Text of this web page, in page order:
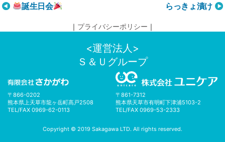
投
ナ
ョ
ン
誕生日会 らっきょ漬け
｜ プライバシーポリシー ｜
<運営法人>
Ｓ＆Ｕグループ
〒866-0202
熊本県上天草市龍ヶ岳町髙戸2508
TEL/FAX 0969-62-0113
〒861-7312
熊本県天草市有明町下津浦5103-2
TEL/FAX 0969-53-2333
Copyright © 2019 Sakagawa LTD. All rights reserved.